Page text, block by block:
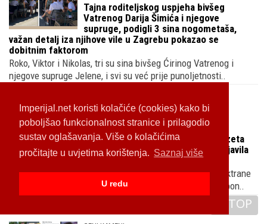
Imperijal.net koristi kolačiće (cookies) kako bi
poboljšao funkcionalnost stranice i prilagodio
sustav oglašavanja. Više o kolačićima
pročitajte u uvjetima korištenja. Saznaj više
U redu
Tajna roditeljskog uspjeha bivšeg
Vatrenog Darija Šimića i njegove
supruge, podigli 3 sina nogometaša,
važan detalj iza njihove vile u Zagrebu pokazao se
dobitnim faktorom
Roko, Viktor i Nikolas, tri su sina bivšeg Ćirinog Vatrenog i
njegove supruge Jelene, i svi su već prije punoljetnosti..
Josipa Pleslić (ex-Rimac) puca od
ponosa, njena kći diplomirala kod zeta
brata Željke Markić na ZŠEM-u, pojavila
se bez drugog muža, a slikala s prvim
Bivša HDZ-ova moćnica kojoj sude zbog afere Vjetroelektrane
oduševljenje je podijelila na društvenim mrežama: 'Moj pon..
TOP